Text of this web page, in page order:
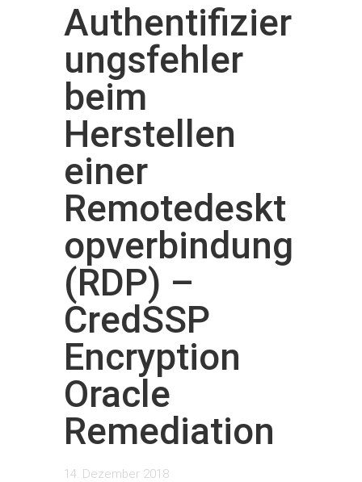
Authentifizier
ungsfehler
beim
Herstellen
einer
Remotedeskt
opverbindung
(RDP) –
CredSSP
Encryption
Oracle
Remediation
14. Dezember 2018